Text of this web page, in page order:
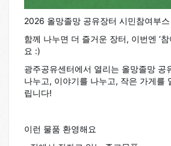
2026 올망졸망 공유장터 시민참여부스
함께 나누면 더 즐거운 장터, 이번엔 ‘
요 :)
광주공유센터에서 열리는 올망졸망 공
나누고, 이야기를 나누고, 작은 가게를
립니다!
이런 물품 환영해요